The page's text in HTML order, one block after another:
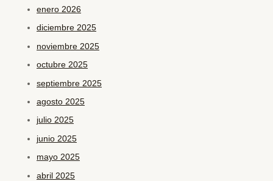
enero 2026
diciembre 2025
noviembre 2025
octubre 2025
septiembre 2025
agosto 2025
julio 2025
junio 2025
mayo 2025
abril 2025